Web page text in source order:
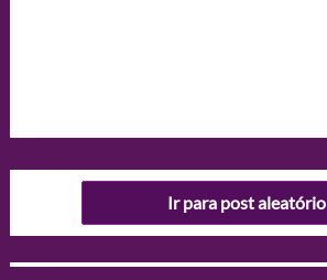
Ir para post aleatório